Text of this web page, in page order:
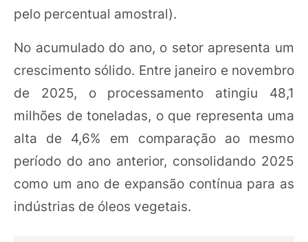
pelo percentual amostral).
No acumulado do ano, o setor apresenta um
crescimento sólido. Entre janeiro e novembro
de 2025, o processamento atingiu 48,1
milhões de toneladas, o que representa uma
alta de 4,6% em comparação ao mesmo
período do ano anterior, consolidando 2025
como um ano de expansão contínua para as
indústrias de óleos vegetais.